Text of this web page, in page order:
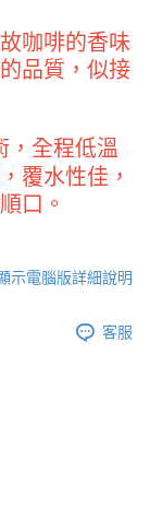
。 讓您購物簡單
AFTEE先享後付」
要取消訂單，請聯絡
需透過AFTEE先享
示為準，若有關於
付」服務完成之交
重量在9~
重量在9~
咖啡的香味
品質，似接
全程低溫
覆水性佳，
口。
示電腦版詳細說明
客服